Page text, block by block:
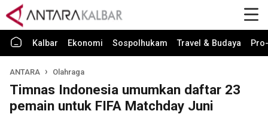
Kalbar Ekonomi Sospolhukam Travel & Budaya
ANTARA Olahraga
Timnas Indonesia umumkan daftar 23
pemain untuk FIFA Matchday Juni